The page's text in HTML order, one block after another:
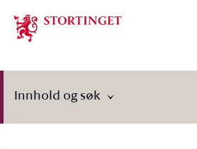
Stortinget.no
Innhold og søk